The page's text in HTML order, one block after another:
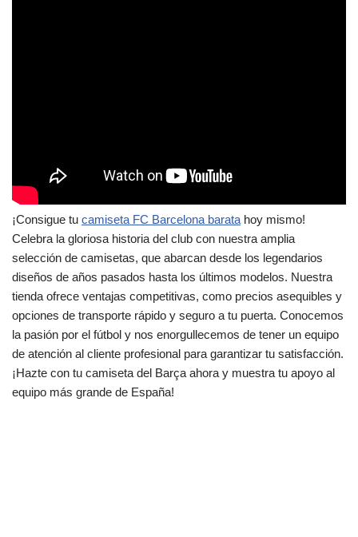
¡Consigue tu camiseta FC Barcelona barata hoy mismo!
Celebra la gloriosa historia del club con nuestra amplia
selección de camisetas, que abarcan desde los legendarios
diseños de años pasados hasta los últimos modelos. Nuestra
tienda ofrece ventajas competitivas, como precios asequibles y
opciones de transporte rápido y seguro a tu puerta. Conocemos
la pasión por el fútbol y nos enorgullecemos de tener un equipo
de atención al cliente profesional para garantizar tu satisfacción.
¡Hazte con tu camiseta del Barça ahora y muestra tu apoyo al
equipo más grande de España!